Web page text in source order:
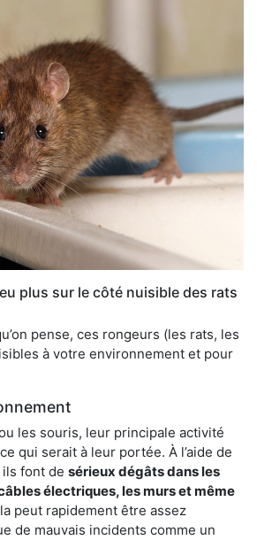
plus sur le côté nuisible des rats
pense, ces rongeurs (les rats, les
à votre environnement et pour
les souris, leur principale activité
qui serait à leur portée. À l’aide de
font de sérieux dégâts dans les
électriques, les murs et même
peut rapidement être assez
de mauvais incidents comme un